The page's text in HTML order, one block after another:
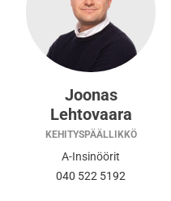
Joonas
Lehtovaara
KEHITYSPÄÄLLIKKÖ
A-Insinöörit
040 522 5192